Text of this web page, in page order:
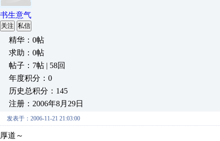
书生意气
关注 私信
精华：0帖
求助：0帖
帖子：7帖 | 58回
年度积分：0
历史总积分：145
注册：2006年8月29日
发表于：2006-11-21 21:03:00
厚道～